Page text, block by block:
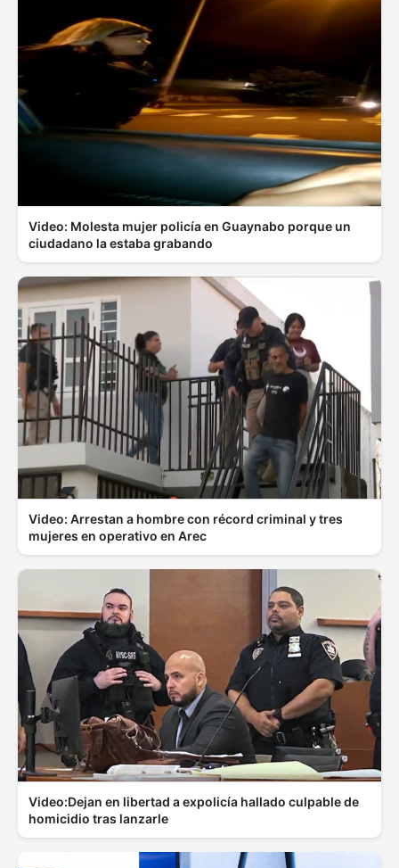
Video: Molesta mujer policía en Guaynabo porque un
ciudadano la estaba grabando
Video: Arrestan a hombre con récord criminal y tres
mujeres en operativo en Arec
Video:Dejan en libertad a expolicía hallado culpable de
homicidio tras lanzarle